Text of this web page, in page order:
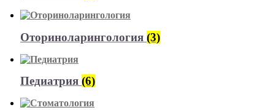
Оториноларингология (3)
Педиатрия (6)